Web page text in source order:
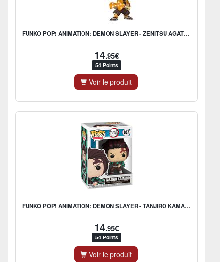
FUNKO POP! ANIMATION: DEMON SLAYER - ZENITSU AGATSUMA
14.95€
54 Points
Voir le produit
FUNKO POP! ANIMATION: DEMON SLAYER - TANJIRO KAMADO
14.95€
54 Points
Voir le produit